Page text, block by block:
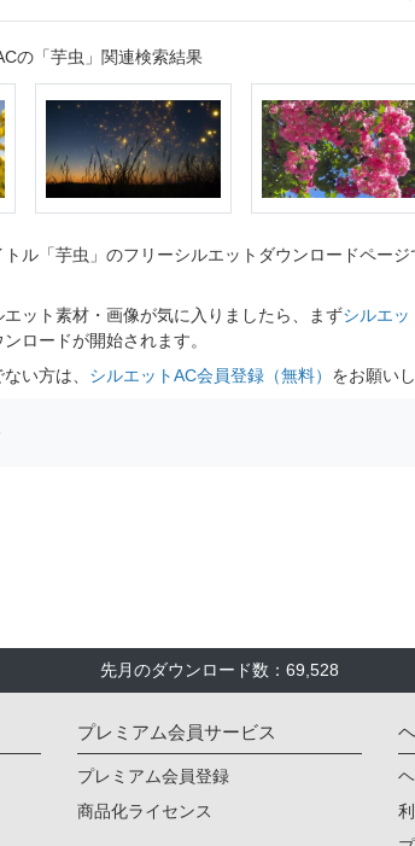
の「芋虫」関連検索結果
ル「芋虫」のフリーシルエットダウンロードペー
ット素材・画像が気に入りましたら、まずシルエッ
ロードが開始されます。
い方は、 シルエットAC会員登録（無料） をお願いし
先月のダウンロード数：69,528
プレミアム会員サービス
プレミアム会員登録
商品化ライセンス